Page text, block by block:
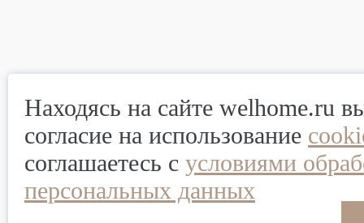
Находясь на сайте welhome.ru
согласие на использование
соглашаетесь с условиями
персональных данных